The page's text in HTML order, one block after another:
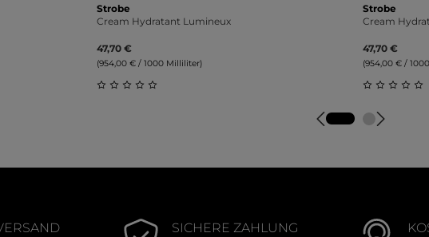
von 0 von 5 Sternen
Strobe
Cream Hydratant Lumineux
47,70 €
(954,00 € / 1000 Milliliter)
Durchschnittliche Bewertung von 0 von 5 Sternen
Strobe
Cream
47,70 €
(954,00 € /
SICHERE ZAHLUNG